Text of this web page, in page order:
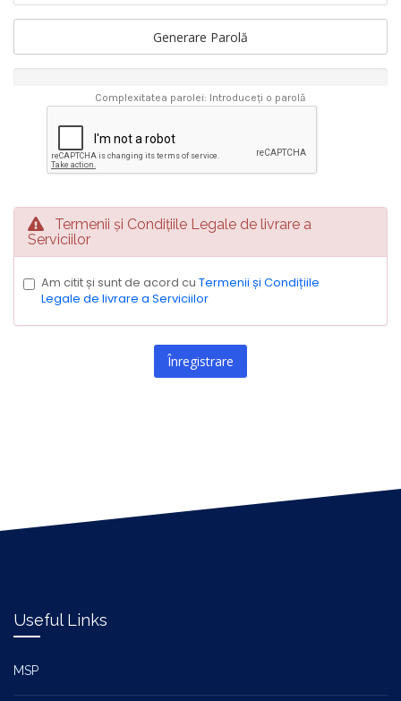
Generare Parolă
Complexitatea parolei: Introduceți o parolă
Termenii și Condițiile Legale de livrare a
Serviciilor
Am citit și sunt de acord cu Termenii și Condițiile
Legale de livrare a Serviciilor
Useful Links
MSP